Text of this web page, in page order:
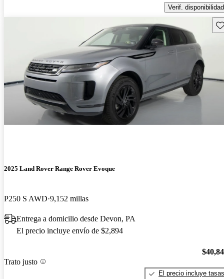
Verif. disponibilidad
2025 Land Rover Range Rover Evoque
P250 S AWD 9,152 millas
Entrega a domicilio desde Devon, PA
El precio incluye envío de $2,894
Trato justo
El precio incluye tasas